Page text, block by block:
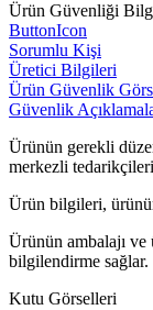
Ürün Güvenliği
ButtonIcon
Sorumlu Kişi
Üretici Bilgileri
Ürün Güvenlik
Güvenlik
Ürünün gerekli
merkezli
Ürün bilgileri,
Ürünün ambalajı ve
bilgilendirme sağlar.
Kutu Görselleri